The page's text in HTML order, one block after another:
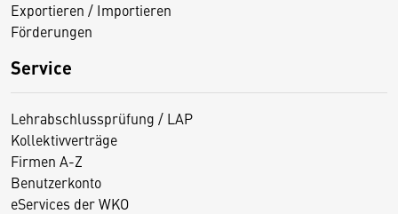
Exportieren / Importieren
Förderungen
Service
Lehrabschlussprüfung / LAP
Kollektivverträge
Firmen A-Z
Benutzerkonto
eServices der WKO